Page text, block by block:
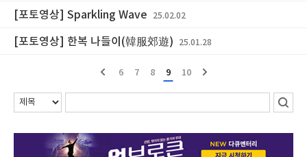
[포토영상] Sparkling Wave 25.02.02
[포토영상] 한복 나들이(韓服郊遊) 25.01.28
6 7 8 9 10